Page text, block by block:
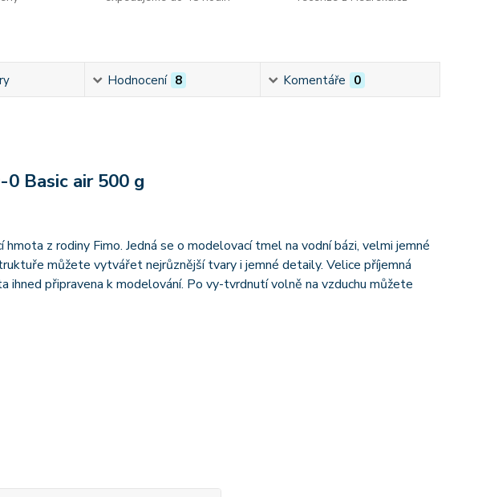
Hodnocení 8 Komentáře 0
Basic air 500 g
z rodiny Fimo. Jedná se o modelovací tmel na vodní bázi, velmi jemné
můžete vytvářet nejrůznější tvary i jemné detaily. Velice příjemná
ihned připravena k modelování. Po vy-tvrdnutí volně na vzduchu můžete